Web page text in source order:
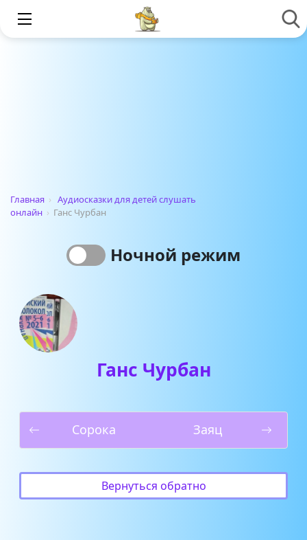
Главная › Аудиосказки для детей слушать
онлайн › Ганс Чурбан
Ночной режим
Ганс Чурбан
Сорока Заяц
Вернуться обратно